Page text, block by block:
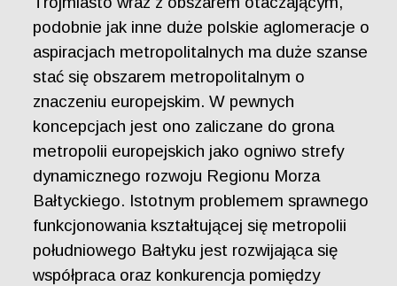
podobnie jak inne duże polskie aglomeracje o
aspiracjach metropolitalnych ma duże szanse
stać się obszarem metropolitalnym o
znaczeniu europejskim. W pewnych
koncepcjach jest ono zaliczane do grona
metropolii europejskich jako ogniwo strefy
dynamicznego rozwoju Regionu Morza
Bałtyckiego. Istotnym problemem sprawnego
funkcjonowania kształtującej się metropolii
południowego Bałtyku jest rozwijająca się
współpraca oraz konkurencja pomiędzy